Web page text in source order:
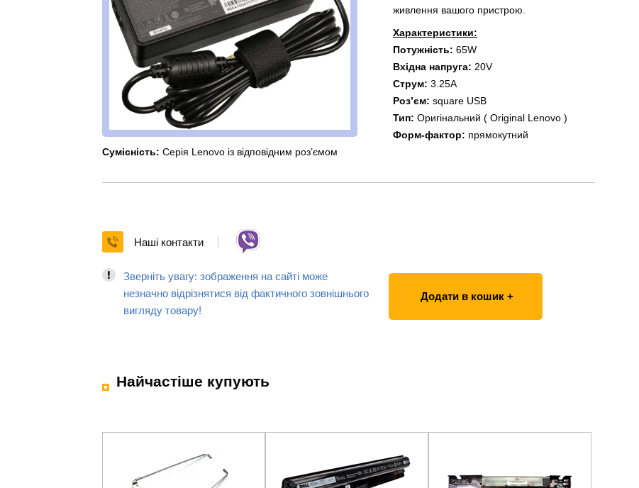
живлення вашого пристрою.
Характеристики:
Потужність: 65W
Вхідна напруга: 20V
Струм: 3.25A
Роз’єм: square USB
Тип: Оригінальний ( Original Lenovo )
Форм-фактор: прямокутний
Сумісність: Серія Lenovo із відповідним роз’ємом
Наші контакти
Зверніть увагу: зображення на сайті може
незначно відрізнятися від фактичного зовнішнього
вигляду товару!
Додати в кошик +
Найчастіше купують